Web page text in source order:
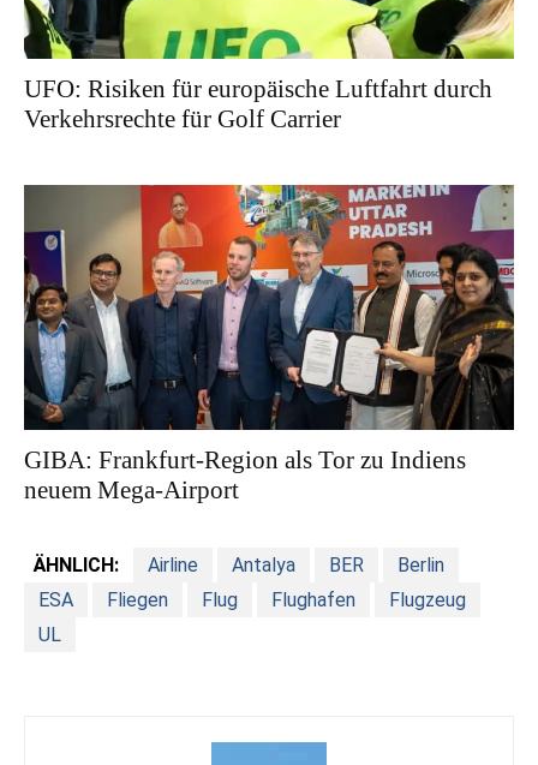
UFO: Risiken für europäische Luftfahrt durch
Verkehrsrechte für Golf Carrier
GIBA: Frankfurt-Region als Tor zu Indiens
neuem Mega-Airport
ÄHNLICH: Airline Antalya BER
Berlin
ESA
Fliegen Flug Flughafen
Flugzeug
UL